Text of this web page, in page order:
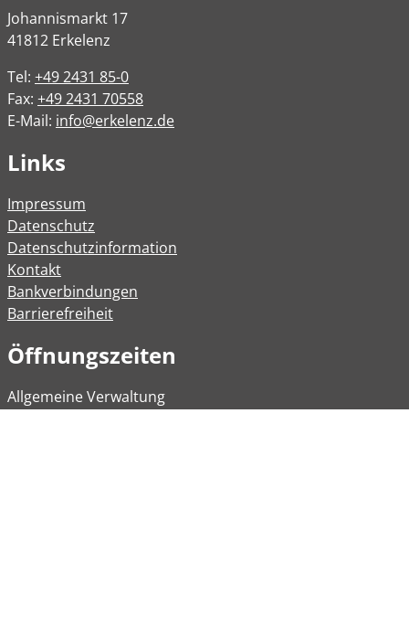
Johannismarkt 17
41812 Erkelenz
Tel: +49 2431 85-0
Fax: +49 2431 70558
E-Mail: info@erkelenz.de
Links
Impressum
Datenschutz
Datenschutzinformation
Kontakt
Bankverbindungen
Barrierefreiheit
Öffnungszeiten
Allgemeine Verwaltung